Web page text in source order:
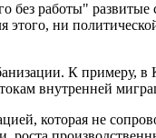
без работы"
ни
К примеру,
внутренней
которая не